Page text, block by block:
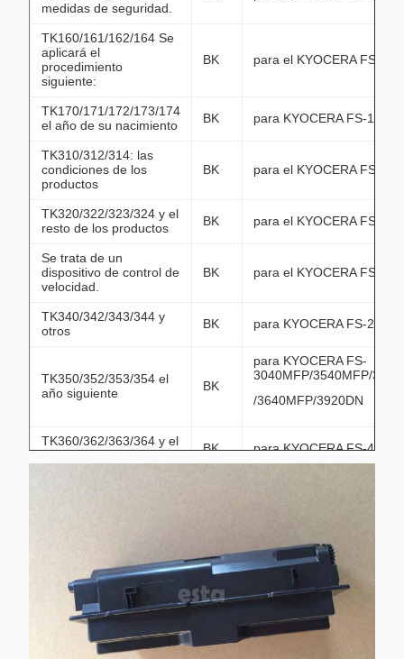
medidas de seguridad.
TK160/161/162/164 Se
aplicará el
procedimiento
siguiente:
BK para el KYOCERA FS-
TK170/171/172/173/174
el año de su nacimiento
BK para KYOCERA FS-
TK310/312/314: las
condiciones de los
productos
BK para el KYOCERA FS-
TK320/322/323/324 y el
resto de los productos
BK para el KYOCERA FS-
Se trata de un
dispositivo de control de
velocidad.
BK para el KYOCERA FS-
TK340/342/343/344 y
otros
BK para KYOCERA FS-2020D
TK350/352/353/354 el
año siguiente
BK
para KYOCERA FS-
3040MFP/3540MFP/
/3640MFP/3920DN
TK360/362/363/364 y el
resto de los productos.
BK para KYOCERA FS-
para KYOCERA
TK420 BK para KYOCERA KM2550
TK435/437/438/439: las
condiciones de los
productos
para KYOCERA